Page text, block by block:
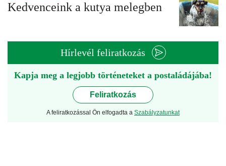
Kedvenceink a kutya melegben
Hírlevél feliratkozás
Kapja meg a legjobb történeteket a postaládájába!
Feliratkozás
A feliratkozással Ön elfogadta a Szabályzatunkat